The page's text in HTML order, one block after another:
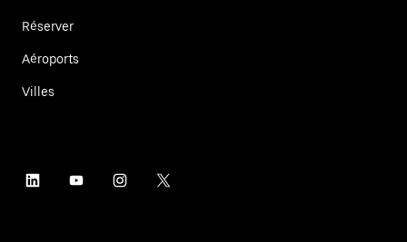
Réserver
Aéroports
Villes